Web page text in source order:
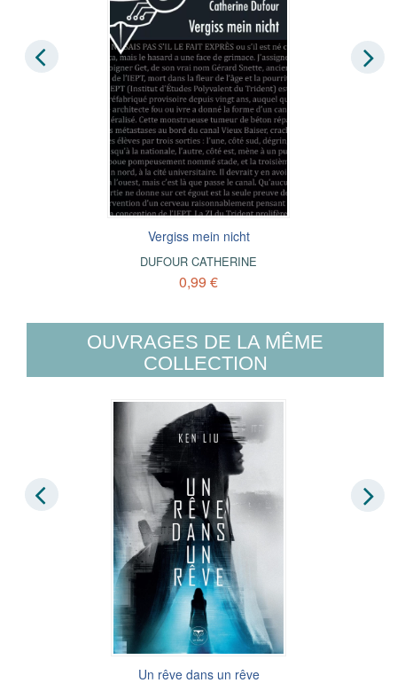
Vergiss mein nicht
DUFOUR CATHERINE
0,99 €
OUVRAGES DE LA MÊME
COLLECTION
Un rêve dans un rêve